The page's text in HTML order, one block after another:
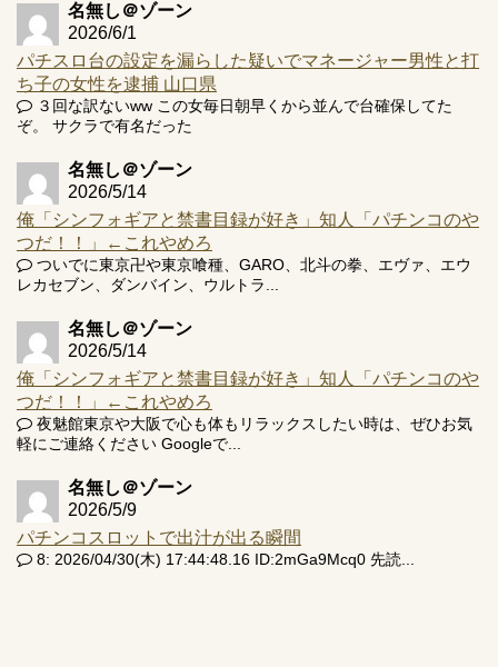
名無し＠ゾーン
2026/6/1
パチスロ台の設定を漏らした疑いでマネージャー男性と打
ち子の女性を逮捕 山口県
３回な訳ないww この女毎日朝早くから並んで台確保してた
ぞ。 サクラで有名だった
名無し＠ゾーン
2026/5/14
俺「シンフォギアと禁書目録が好き」知人「パチンコのや
つだ！！」←これやめろ
ついでに東京卍や東京喰種、GARO、北斗の拳、エヴァ、エウ
レカセブン、ダンバイン、ウルトラ...
名無し＠ゾーン
2026/5/14
俺「シンフォギアと禁書目録が好き」知人「パチンコのや
つだ！！」←これやめろ
夜魅館東京や大阪で心も体もリラックスしたい時は、ぜひお気
軽にご連絡ください Googleで...
名無し＠ゾーン
2026/5/9
パチンコスロットで出汁が出る瞬間
8: 2026/04/30(木) 17:44:48.16 ID:2mGa9Mcq0 先読...